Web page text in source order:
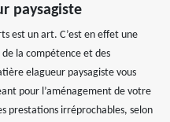
paysagiste
est un art. C’est en effet une
la compétence et des
elagueur paysagiste vous
pour l’aménagement de votre
prestations irréprochables, selon